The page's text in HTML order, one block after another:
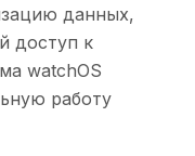
данных,
доступ к
watchOS
работу